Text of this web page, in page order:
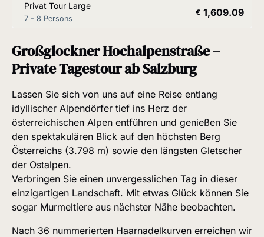
Privat Tour Large
7 - 8 Persons
€ 1,609.09
Großglockner Hochalpenstraße –
Private Tagestour ab Salzburg
Lassen Sie sich von uns auf eine Reise entlang
idyllischer Alpendörfer tief ins Herz der
österreichischen Alpen entführen und genießen Sie
den spektakulären Blick auf den höchsten Berg
Österreichs (3.798 m) sowie den längsten Gletscher
der Ostalpen.
Verbringen Sie einen unvergesslichen Tag in dieser
einzigartigen Landschaft. Mit etwas Glück können Sie
sogar Murmeltiere aus nächster Nähe beobachten.
Nach 36 nummerierten Haarnadelkurven erreichen wir